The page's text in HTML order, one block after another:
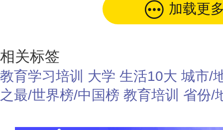
加载更
相关标签
教育学习培训 大学 生活10大 城市/
之最/世界榜/中国榜 教育培训 省份/